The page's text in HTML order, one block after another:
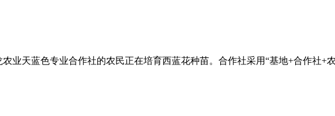
业天蓝色专业合作社的农民正在培育西蓝花种苗。合作社采用“基地+合作社+